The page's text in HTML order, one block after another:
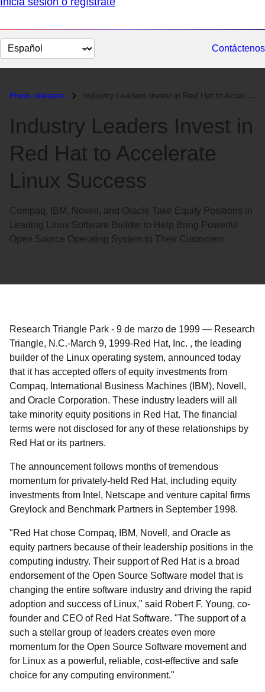
Cambiar
el
Contáctenos
Press releases Industry Leaders Invest in Red Hat to Accelerate Linux Success...
Industry Leaders Invest in
Red Hat to Accelerate
Linux Success
Compaq, IBM, Novell, and Oracle Take Equity Positions in
Leading Linux Software Builder to Help Bring Powerful
Open Source Operating System to Their Customers
Research Triangle Park - 9 de marzo de 1999 — Research
Triangle, N.C.-March 9, 1999-Red Hat, Inc. , the leading
builder of the Linux operating system, announced today
that it has accepted offers of equity investments from
Compaq, International Business Machines (IBM), Novell,
and Oracle Corporation. These industry leaders will all
take minority equity positions in Red Hat. The financial
terms were not disclosed for any of these relationships by
Red Hat or its partners.
The announcement follows months of tremendous
momentum for privately-held Red Hat, including equity
investments from Intel, Netscape and venture capital firms
Greylock and Benchmark Partners in September 1998.
"Red Hat chose Compaq, IBM, Novell, and Oracle as
equity partners because of their leadership positions in the
computing industry. Their support of Red Hat is a broad
endorsement of the Open Source Software model that is
changing the entire software industry and driving the rapid
adoption and success of Linux," said Robert F. Young, co-
founder and CEO of Red Hat Software. "The support of a
such a stellar group of leaders creates even more
momentum for the Open Source Software movement and
for Linux as a powerful, reliable, cost-effective and safe
choice for any computing environment."